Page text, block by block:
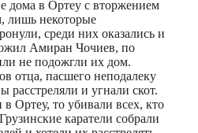
дома в Ортеу с вторжением
лишь некоторые
среди них оказались и
Амиран Чочиев, по
не подожгли их дом.
отца, пасшего неподалеку
расстреляли и угнали скот.
Ортеу, то убивали всех, кто
каратели собрали